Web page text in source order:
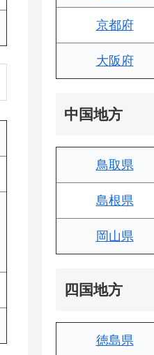
京都府
大阪府
中国地方
鳥取県
島根県
岡山県
四国地方
徳島県